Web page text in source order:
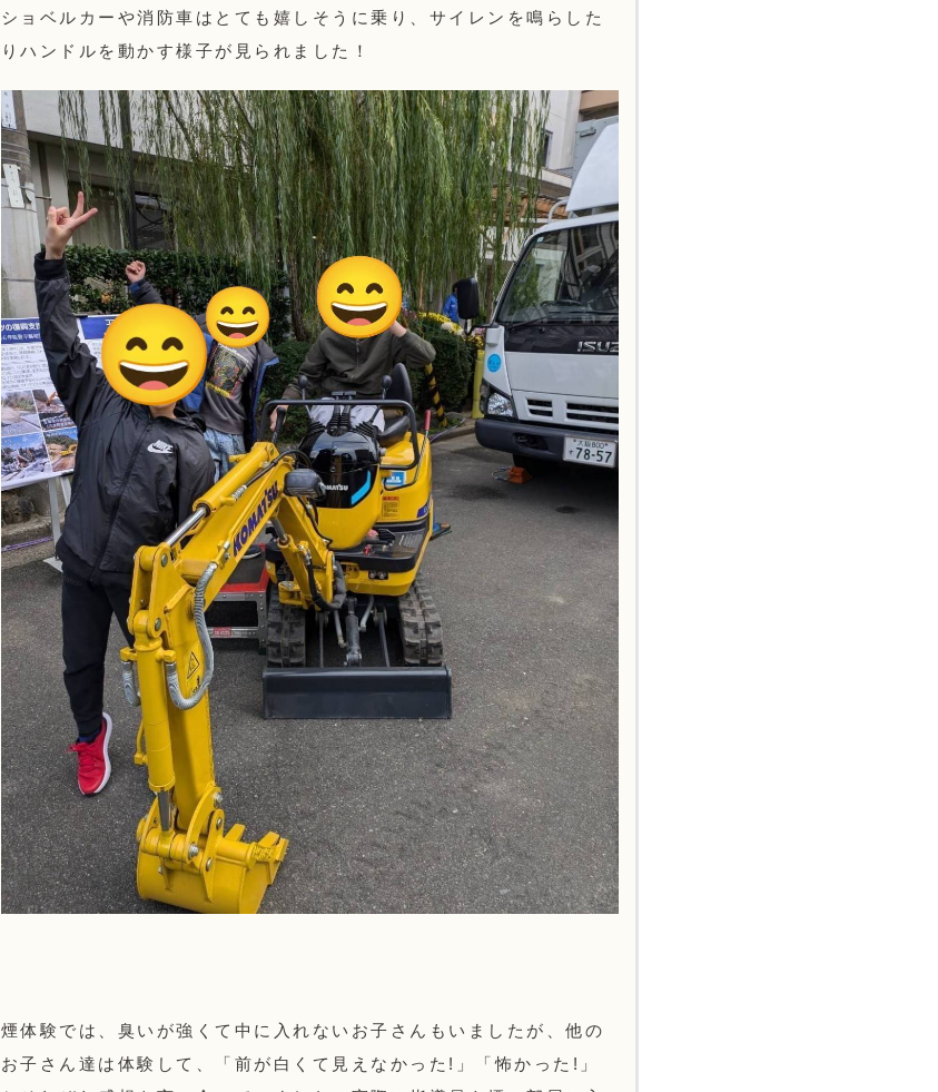
ショベルカーや消防車はとても嬉しそうに乗り、サイレンを鳴らした
りハンドルを動かす様子が見られました！
煙体験では、臭いが強くて中に入れないお子さんもいましたが、他の
お子さん達は体験して、「前が白くて見えなかった!」「怖かった!」